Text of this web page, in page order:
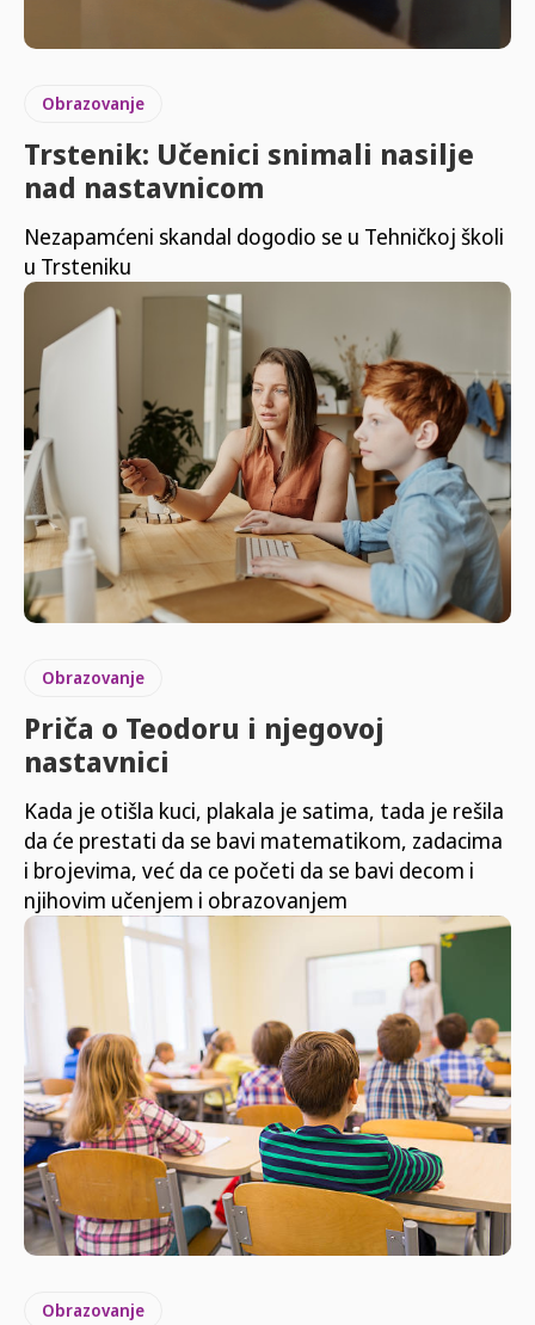
Obrazovanje
Trstenik: Učenici snimali nasilje
nad nastavnicom
Nezapamćeni skandal dogodio se u Tehničkoj školi
u Trsteniku
Obrazovanje
Priča o Teodoru i njegovoj
nastavnici
Kada je otišla kuci, plakala je satima, tada je rešila
da će prestati da se bavi matematikom, zadacima
i brojevima, već da ce početi da se bavi decom i
njihovim učenjem i obrazovanjem
Obrazovanje